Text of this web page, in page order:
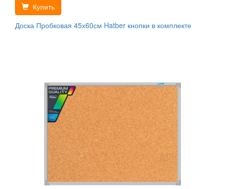
Купить
Доска Пробковая 45х60см Hatber кнопки в комплекте